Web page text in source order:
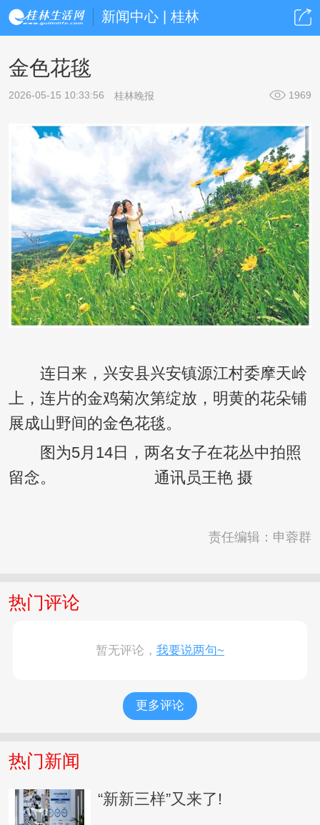
新闻中心 | 桂林
金色花毯
2026-05-15 10:33:56 桂林晚报 1969
连日来，兴安县兴安镇源江村委摩天岭
上，连片的金鸡菊次第绽放，明黄的花朵铺
展成山野间的金色花毯。
图为5月14日，两名女子在花丛中拍照
留念。 通讯员王艳 摄
责任编辑：申蓉群
热门评论
暂无评论， 我要说两句~
更多评论
热门新闻
“新新三样”又来了!